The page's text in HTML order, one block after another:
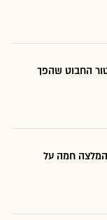
החבוט שהפך
המלצה חמה על